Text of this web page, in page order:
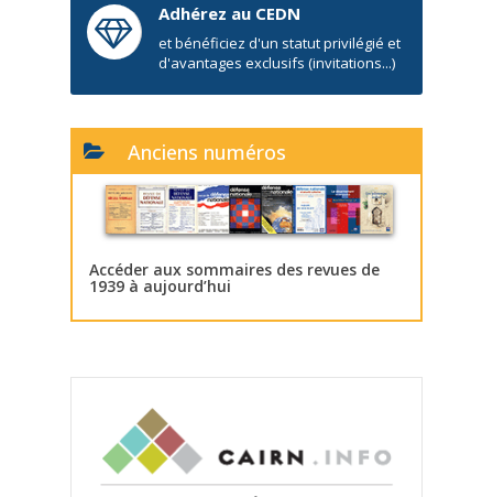
Adhérez au CEDN
et bénéficiez d'un statut privilégié et
d'avantages exclusifs (invitations...)
Anciens numéros
Accéder aux sommaires des revues de
1939 à aujourd’hui